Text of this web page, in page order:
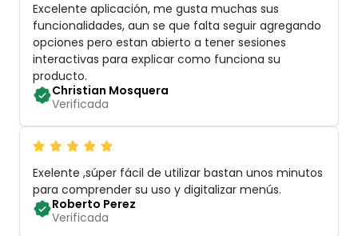
Excelente aplicación, me gusta muchas sus
funcionalidades, aun se que falta seguir agregando
opciones pero estan abierto a tener sesiones
interactivas para explicar como funciona su
producto.
Christian Mosquera
Verificada
Exelente ,súper fácil de utilizar bastan unos minutos
para comprender su uso y digitalizar menús.
Roberto Perez
Verificada